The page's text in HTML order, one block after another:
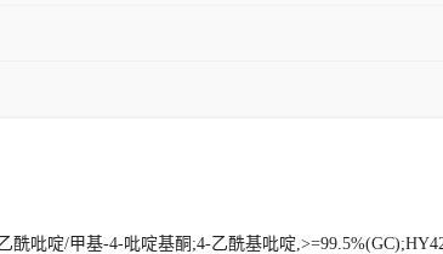
吡啶/甲基-4-吡啶基酮;4-乙酰基吡啶